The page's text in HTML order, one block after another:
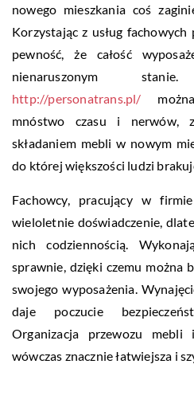
nowego mieszkania coś
Korzystając z usług
pewność, że całość
nienaruszonym
http://personatrans.pl/
mnóstwo czasu i nerwów,
składaniem mebli w nowym
do której większości ludzi
Fachowcy, pracujący w
wieloletnie doświadczenie,
nich codziennością.
sprawnie, dzięki czemu można
swojego wyposażenia.
daje poczucie
Organizacja przewozu
wówczas znacznie łatwiejsza i